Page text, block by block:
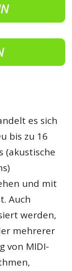
es sich
bis zu 16
(akustische
und mit
Auch
werden,
mehrerer
von MIDI-